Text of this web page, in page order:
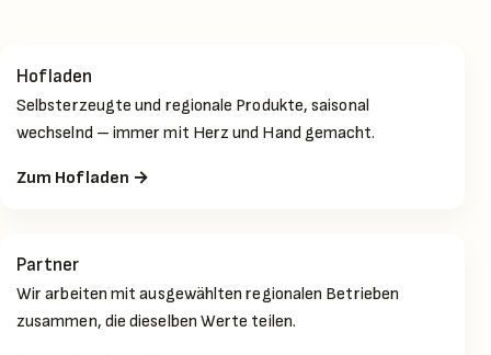
Hofladen
Selbsterzeugte und regionale Produkte, saisonal
wechselnd – immer mit Herz und Hand gemacht.
Zum Hofladen →
Partner
Wir arbeiten mit ausgewählten regionalen Betrieben
zusammen, die dieselben Werte teilen.